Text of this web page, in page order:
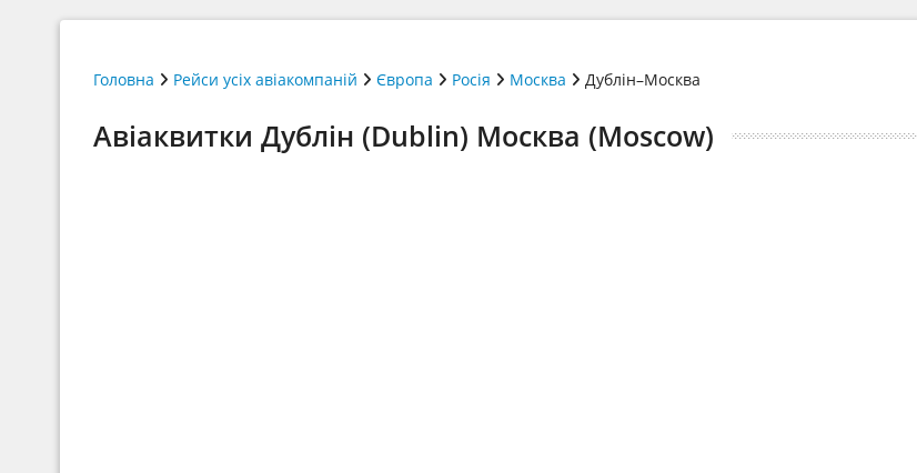
Головна Рейси усіх авіакомпаній Європа Росія Москва Дублін–Москва
Авіаквитки Дублін (Dublin) Москва (Moscow)